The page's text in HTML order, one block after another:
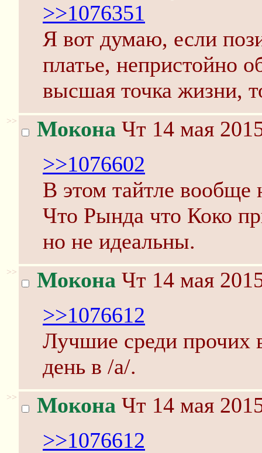
>>1076351
Я вот думаю, если
платье, непристойно
высшая точка жизни,
>> Мокона Чт 14 мая
>>1076602
В этом тайтле
Что Рында что Коко
но не идеальны.
>> Мокона Чт 14 мая
>>1076612
Лучшие среди прочих
день в /а/.
>> Мокона Чт 14 мая
>>1076612